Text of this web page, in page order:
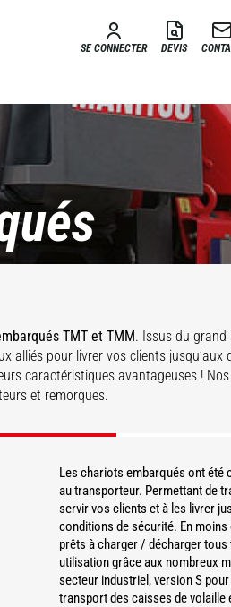
SE CONNECTER DEVIS
TMT et TMM. Issus du grand
alliés pour livrer vos clients jusqu’aux
caractéristiques avantageuses !
et remorques.
Les chariots embarqués ont été
au transporteur. Permettant de
servir vos clients et à les livrer
conditions de sécurité. En
prêts à charger / décharger
utilisation grâce aux nombreux
secteur industriel, version S
transport des caisses de volaille